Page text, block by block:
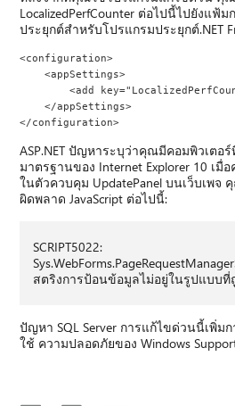
LocalizedPerfCounter ต่อไปนี้ไปยังแฟ้
ประยุกต์สําหรับโปรแกรมประยุกต์.NET
<configuration>
    <appSettings>
<add
    </appSettings>
</configuration>
ASP.NET ปัญหาระบุว่าคุณมีคอมพิวเตอ
มาตรฐานของ Internet Explorer 10 เมื่
ในตัวควบคุม UpdatePanel บนเว็บเพ
ผิดพลาด JavaScript ต่อไปนี้:
SCRIPT5022:
สตริงการป้อนข้อมูลไม่อยู่ในรูปแบบที่
ปัญหา SQL Server การแก้ไขด่วนนี้เพิ่ม
ใช้ ความปลอดภัยของ Windows Support